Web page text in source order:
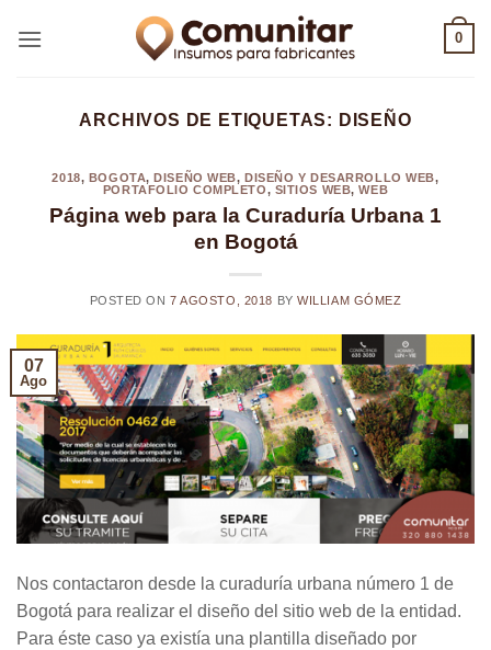
0
ARCHIVOS DE ETIQUETAS: DISEÑO
2018, BOGOTA,DISEÑO WEB,DISEÑO Y DESARROLLO WEB,
PORTAFOLIO COMPLETO, SITIOS WEB,WEB
Página web para la Curaduría Urbana 1
en Bogotá
POSTED ON7 AGOSTO, 2018 BYWILLIAM GÓMEZ
07
Ago
Nos contactaron desde la curaduría urbana número 1 de
Bogotá para realizar el diseño del sitio web de la entidad.
Para éste caso ya existía una plantilla diseñado por